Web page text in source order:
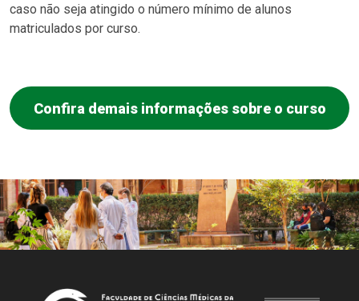
caso não seja atingido o número mínimo de alunos
matriculados por curso.
Confira demais informações sobre o curso